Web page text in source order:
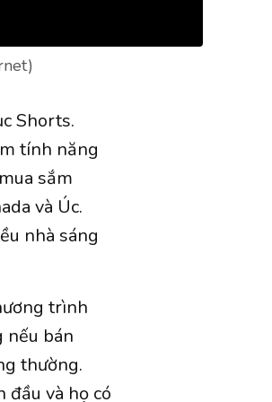
Shorts.
tính năng
sắm
và Úc.
nhà sáng
trình
nếu bán
thường.
đầu và họ có